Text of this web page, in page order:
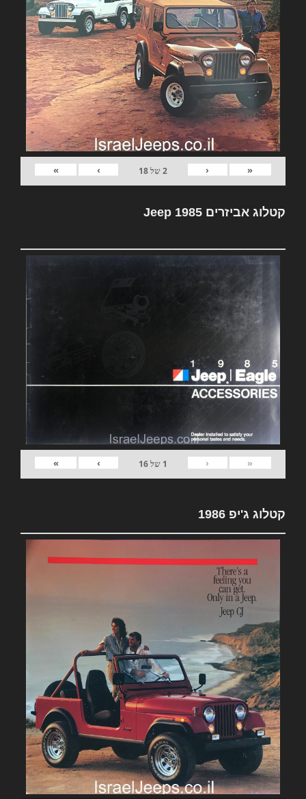
«
‹
2של18
›
»
קטלוג אביזרים Jeep 1985
«
‹
1 של16
›
»
קטלוג ג'יפ 1986